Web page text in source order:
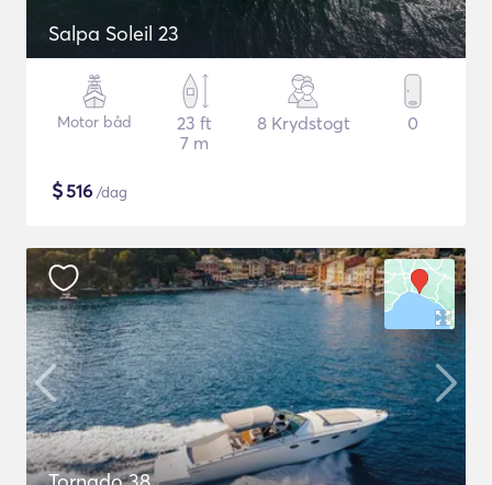
Salpa Soleil 23
Motor båd
23 ft
7 m
8 Krydstogt 0
$516 /dag